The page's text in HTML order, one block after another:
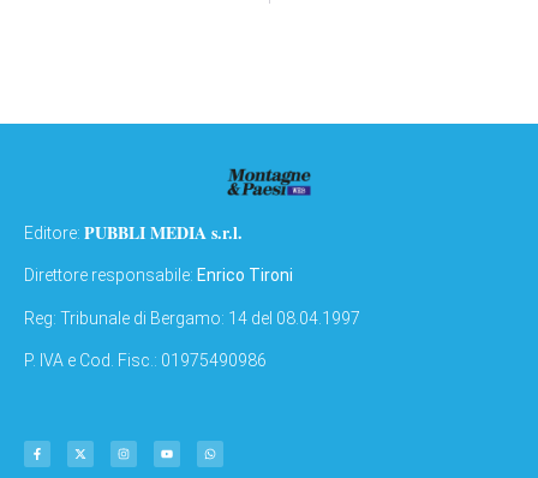
Editore: PUBBLI MEDIA s.r.l.
Direttore responsabile: Enrico Tironi
Reg: Tribunale di Bergamo: 14 del 08.04.1997
P. IVA e Cod. Fisc.: 01975490986